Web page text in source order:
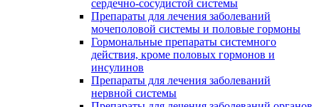
сердечно-сосудистой системы
Препараты для лечения заболеваний
мочеполовой системы и половые гормоны
Гормональные препараты системного
действия, кроме половых гормонов и
инсулинов
Препараты для лечения заболеваний
нервной системы